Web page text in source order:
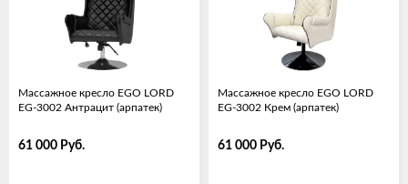
Массажное кресло EGO LORD
EG-3002 Антрацит (арпатек)
61 000 Руб.
Массажное кресло EGO LORD
EG-3002 Крем (арпатек)
61 000 Руб.